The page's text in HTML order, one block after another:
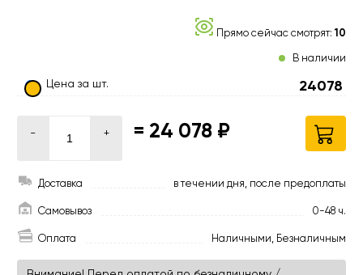
Прямо сейчас смотрят:10
В наличии
Цена за шт. 24078
- + = 24 078 ₽
Доставка в течении дня, после предоплаты
Самовывоз 0-48 ч.
Оплата Наличными, Безналичным